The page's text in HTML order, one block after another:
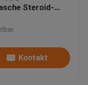
Steroid-
Kartons
Kontakt